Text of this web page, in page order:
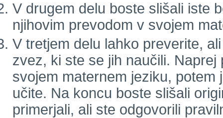
V drugem delu boste slišali iste
njihovim prevodom v svojem
V tretjem delu lahko preverite,
zvez, ki ste se jih naučili.
svojem maternem jeziku,
učite. Na koncu boste slišali
primerjali, ali ste odgovorili